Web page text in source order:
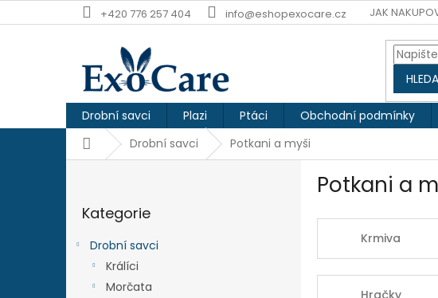
na
+420 776 257 404 info@eshopexocare.cz JAK
Drobní savci Plazi Ptáci Obchodní podmínky
DomůDrobní savci Potkani a myši
kategorie
Kategorie
Drobní savci
Králíci
Morčata
Potkani a
Krmiva
Hračky